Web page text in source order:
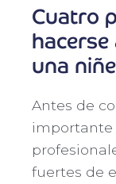
Cuatro
una
Antes de
importante
fuertes de